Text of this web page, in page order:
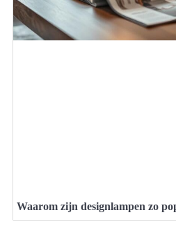
Waarom zijn designlampen zo